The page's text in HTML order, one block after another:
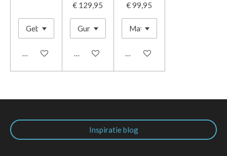
In winkelwagen
€ 129,95
In winkelwagen
€ 99,95
In winkelwagen
Inspiratie blog